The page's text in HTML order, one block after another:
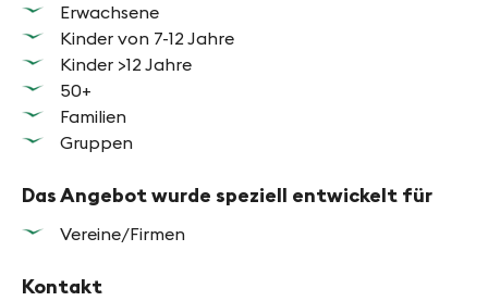
Erwachsene
Kinder von 7-12 Jahre
Kinder >12 Jahre
50+
Familien
Gruppen
Das Angebot wurde speziell entwickelt für
Vereine/Firmen
Kontakt